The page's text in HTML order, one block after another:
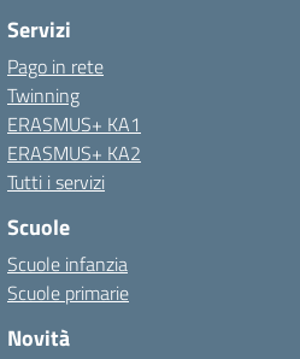
Servizi
Pago in rete
Twinning
ERASMUS+ KA1
ERASMUS+ KA2
Tutti i servizi
Scuole
Scuole infanzia
Scuole primarie
Novità